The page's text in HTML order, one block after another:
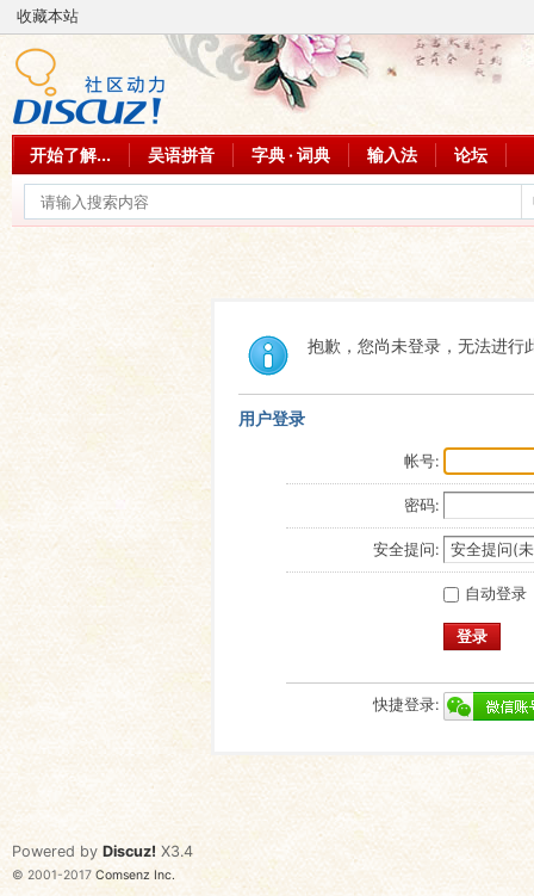
收藏本站
开始了解... 吴语拼音 字典 · 词典 输入法 论坛
抱歉，您尚未登录，无法进行
用户登录
帐号:
密码:
安全提问:
自动登录
登录
快捷登录:
Powered by Discuz! X3.4
© 2001-2017 Comsenz Inc.